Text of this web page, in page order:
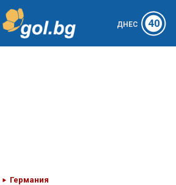
ДНЕС 40
Германия